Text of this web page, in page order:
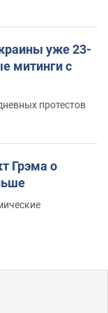
уже 23-
митинги с
протестов
Грэма о